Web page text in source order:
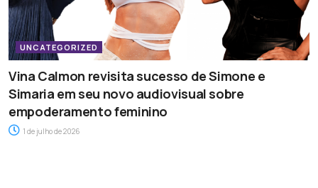
UNCATEGORIZED
Vina Calmon revisita sucesso de Simone e
Simaria em seu novo audiovisual sobre
empoderamento feminino
1 de julho de 2026